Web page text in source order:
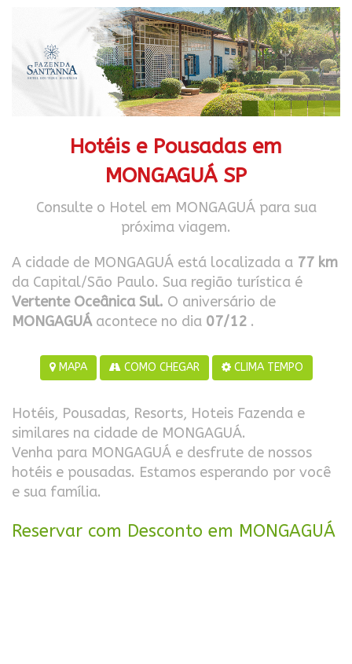
Hotéis e Pousadas em
MONGAGUÁ SP
Consulte o Hotel em MONGAGUÁ para sua
próxima viagem.
A cidade de MONGAGUÁ está localizada a 77 km
da Capital/São Paulo. Sua região turística é
Vertente Oceânica Sul. O aniversário de
MONGAGUÁacontece no dia 07/12 .
MAPA COMO CHEGAR CLIMA TEMPO
Hotéis, Pousadas, Resorts, Hoteis Fazenda e
similares na cidade de MONGAGUÁ.
Venha para MONGAGUÁ e desfrute de nossos
hotéis e pousadas. Estamos esperando por você
e sua família.
Reservar com Desconto em MONGAGUÁ